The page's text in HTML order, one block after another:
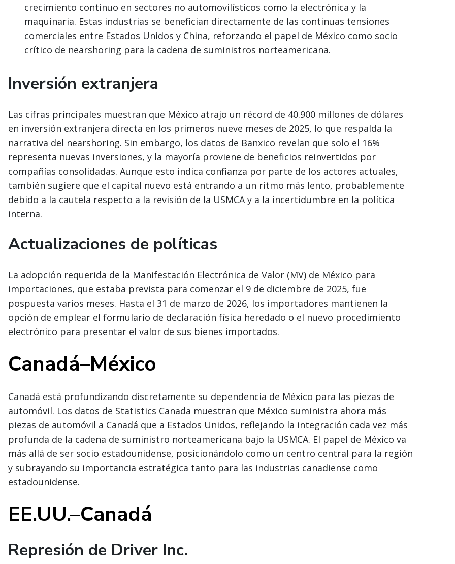
crecimiento continuo en sectores no automovilísticos como la electrónica y la
maquinaria. Estas industrias se benefician directamente de las continuas tensiones
comerciales entre Estados Unidos y China, reforzando el papel de México como socio
crítico de nearshoring para la cadena de suministros norteamericana.
Inversión extranjera
Las cifras principales muestran que México atrajo un récord de 40.900 millones de dólares
en inversión extranjera directa en los primeros nueve meses de 2025, lo que respalda la
narrativa del nearshoring. Sin embargo, los datos de Banxico revelan que solo el 16%
representa nuevas inversiones, y la mayoría proviene de beneficios reinvertidos por
compañías consolidadas. Aunque esto indica confianza por parte de los actores actuales,
también sugiere que el capital nuevo está entrando a un ritmo más lento, probablemente
debido a la cautela respecto a la revisión de la USMCA y a la incertidumbre en la política
interna.
Actualizaciones de políticas
La adopción requerida de la Manifestación Electrónica de Valor (MV) de México para
importaciones, que estaba prevista para comenzar el 9 de diciembre de 2025, fue
pospuesta varios meses. Hasta el 31 de marzo de 2026, los importadores mantienen la
opción de emplear el formulario de declaración física heredado o el nuevo procedimiento
electrónico para presentar el valor de sus bienes importados.
Canadá–México
Canadá está profundizando discretamente su dependencia de México para las piezas de
automóvil. Los datos de Statistics Canada muestran que México suministra ahora más
piezas de automóvil a Canadá que a Estados Unidos, reflejando la integración cada vez más
profunda de la cadena de suministro norteamericana bajo la USMCA. El papel de México va
más allá de ser socio estadounidense, posicionándolo como un centro central para la región
y subrayando su importancia estratégica tanto para las industrias canadiense como
estadounidense.
EE.UU.–Canadá
Represión de Driver Inc.